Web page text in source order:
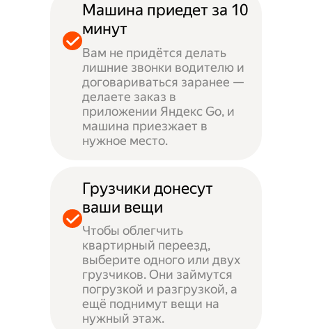
Машина приедет за 10
минут
Вам не придётся делать
лишние звонки водителю и
договариваться заранее —
делаете заказ в
приложении Яндекс Go, и
машина приезжает в
нужное место.
Грузчики донесут
ваши вещи
Чтобы облегчить
квартирный переезд,
выберите одного или двух
грузчиков. Они займутся
погрузкой и разгрузкой, а
ещё поднимут вещи на
нужный этаж.